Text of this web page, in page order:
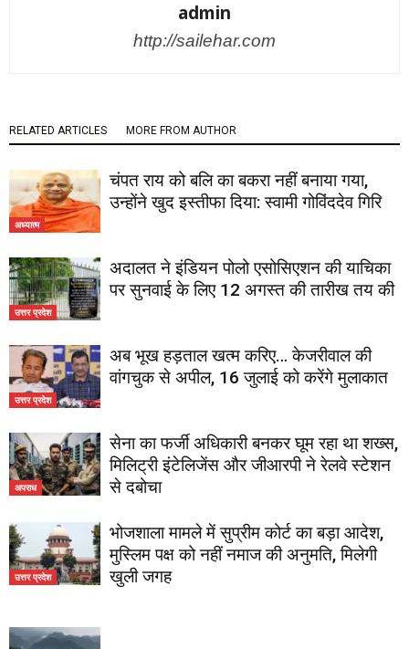
admin
http://sailehar.com
RELATED ARTICLES MORE FROM AUTHOR
अध्यात्म
चंपत राय को बलि का बकरा नहीं बनाया गया,
उन्होंने खुद इस्तीफा दिया: स्वामी गोविंददेव गिरि
उत्तर प्रदेश
अदालत ने इंडियन पोलो एसोसिएशन की याचिका
पर सुनवाई के लिए 12 अगस्त की तारीख तय की
उत्तर प्रदेश
अब भूख हड़ताल खत्म करिए… केजरीवाल की
वांगचुक से अपील, 16 जुलाई को करेंगे मुलाकात
अपराध
सेना का फर्जी अधिकारी बनकर घूम रहा था शख्स,
मिलिट्री इंटेलिजेंस और जीआरपी ने रेलवे स्टेशन
से दबोचा
उत्तर प्रदेश
भोजशाला मामले में सुप्रीम कोर्ट का बड़ा आदेश,
मुस्लिम पक्ष को नहीं नमाज की अनुमति, मिलेगी
खुली जगह